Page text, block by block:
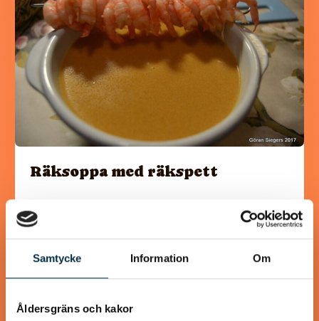
Samtycke Information Om
Åldersgräns och kakor
Räksoppa med räkspett